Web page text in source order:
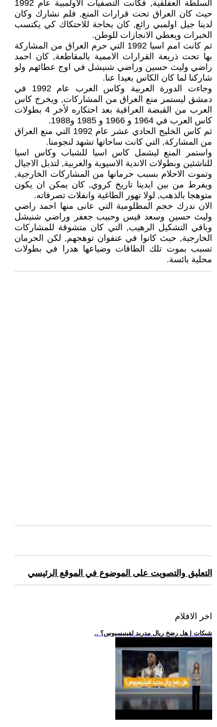
السلطة العفلقية, فكانت التصفيات الاولمبية عام 1992
حيث كان العراق تحت قرارات المنع, فلم نشارك وكان
لدينا جيل اولمبي رائع, كان بحاجة للاحتكاك كي يكتسب
الخبرات ويعطي الانجازات للوطن.
ثم كانت امم اسيا 1992 التي حرم العراق من المشاركة
بها تحت ذريعة القرارات الاممية بالمقاطعة, كان احمد
راضي وليث حسين وراضي شنيشل في اوج عطائهم ولو
شاركنا لما كان الكاس بعيدا عنا.
وجاءت الدورة العربية وكاس العرب عام 1992 في
دمشق ليستمر منع العراق من المشاركات, ويخرج كاس
العرب من القبضة العراقية بعد احتكاره لأخر 4 بطولات
كاس العرب في 1964 و 1966 و 1985 و1988.
ثم كاس الخليج الحادي عشر عام 1992 التي منع العراق
من المشاركة, التي كانت ساحاتها تشهد لنجومنا.
واستمر المنع ليشمل كاس اسيا للشباب وكاس اسيا
للناشئين وبطولات الاندية الاسيوية والعربية, لتذبل الاجيال
وتموت الاحلام بسبب حرمانها من المشاركات الخارجية,
ويفرط من بين ايدينا تاريخ كروي, كان يمكن ان يكون
متوهجا بالذهب, لولا تهور الطاغية وانفلات تصرفاته.
الان ندرك حجم المظلومية التي عانى منها احمد راضي
وليث حسين وسعد قيس وحبيب جعفر وراضي شنيشل
وباقي التشكيل الرهيب, التي كان متشوقة للمشاركات
الخارجية, حيث كانوا في عنفوان توهجهم, لكن الحرمان
تسبب بموت تلك الطاقات وضياعها هدرا في بطولات
محلية بائسة.
التعليق والتصويت على الموضوع في الموقع الرئيسي
اخر الافلام
.. شبكات | هل رضخ ريال مدريد لفينيسيوس؟